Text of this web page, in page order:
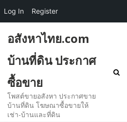
content
อสังหาไทย.com
บ้านที่ดิน ประกาศ
ซื้อขาย
โพสต์ขายอสังหา ประกาศขาย
บ้านที่ดิน โฆษณาซื้อขายให้
เช่า-บ้านและที่ดิน
Log In Register